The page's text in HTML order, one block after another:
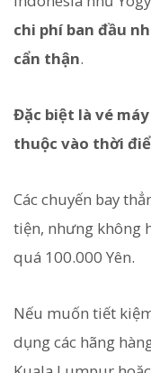
chi phí ban đầu
cẩn thận.
Đặc biệt là vé
thuộc vào thời
Các chuyến bay
tiện, nhưng không
quá 100.000 Yên.
Nếu muốn tiết
dụng các hãng